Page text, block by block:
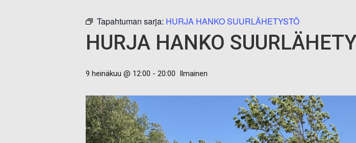
Tapahtuman sarja: HURJA HANKO SUURLÄHETYSTÖ
HURJA HANKO
9 heinäkuu @ 12:00 - 20:00 Ilmainen